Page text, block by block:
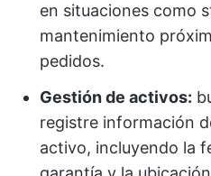
en situaciones como
mantenimiento
pedidos.
Gestión de activos:
registre información
activo, incluyendo la